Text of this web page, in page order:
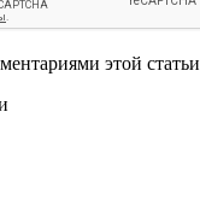
этой статьи